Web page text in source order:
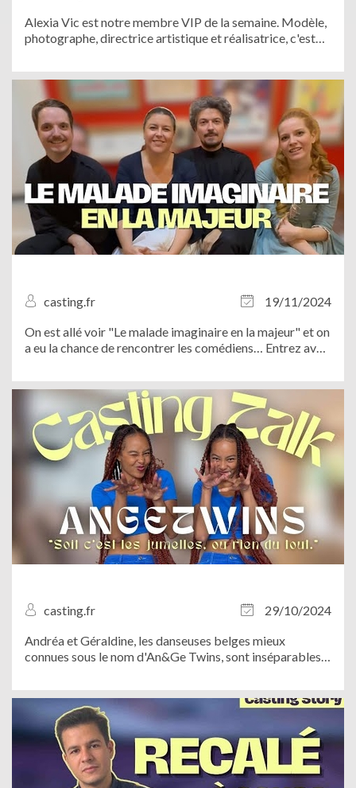
Alexia Vic est notre membre VIP de la semaine. Modèle,
photographe, directrice artistique et réalisatrice, c'est
au service des autres. Son truc à elle, c’est la
photographie. Découvrez...
casting.fr
19/11/2024
On est allé voir "Le malade imaginaire en la majeur" et on
a eu la chance de rencontrer les comédiens… Entrez avec
classique de la langue française revisité en comédie
musicale !
casting.fr
29/10/2024
Andréa et Géraldine, les danseuses belges mieux
connues sous le nom d'An&Ge Twins, sont inséparables,
looks identiques, même coupe de cheveux : impossible
de ne pas les confondre ! À...